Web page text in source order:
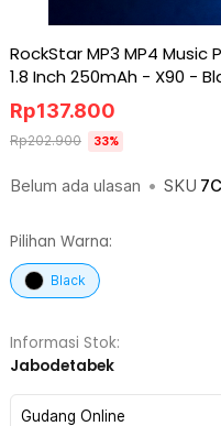
RockStar MP3 MP4
1.8 Inch 250mAh - X90 -
Belum ada ulasan • SKU
Rp137.800
Rp202.900 33%
Pilihan Warna:
Black
Informasi Stok:
Jabodetabek
Gudang Online